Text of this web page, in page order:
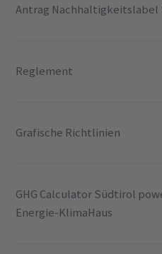
Antrag Nachhaltigkeitslabel
Reglement
Grafische Richtlinien
GHG Calculator Südtirol
Energie-KlimaHaus